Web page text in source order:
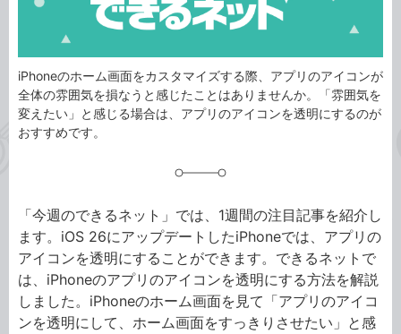
iPhoneのホーム画面をカスタマイズする際、アプリのアイコンが
全体の雰囲気を損なうと感じたことはありませんか。「雰囲気を
変えたい」と感じる場合は、アプリのアイコンを透明にするのが
おすすめです。
「今週のできるネット」では、1週間の注目記事を紹介し
ます。iOS 26にアップデートしたiPhoneでは、アプリの
アイコンを透明にすることができます。できるネットで
は、iPhoneのアプリのアイコンを透明にする方法を解説
しました。iPhoneのホーム画面を見て「アプリのアイコ
ンを透明にして、ホーム画面をすっきりさせたい」と感